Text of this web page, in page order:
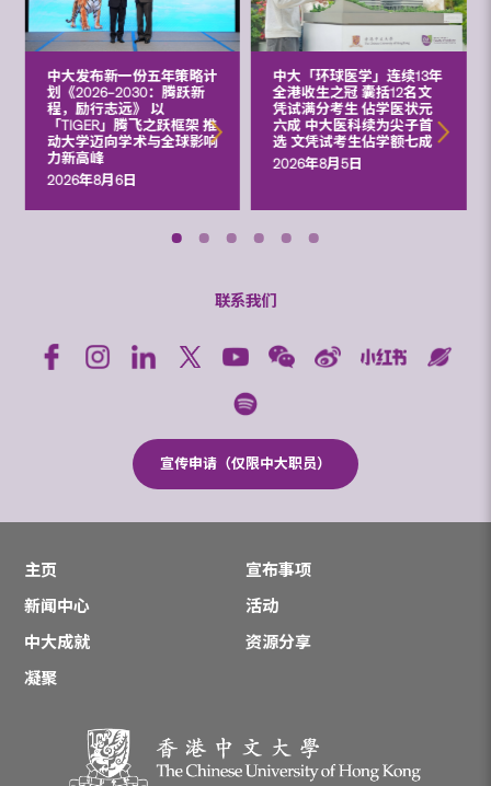
中大发布新一份五年策略计
划《2026‒2030：腾跃新
程，励行志远》 以
「TIGER」腾飞之跃框架 推
动大学迈向学术与全球影响
力新高峰
2026年8月6日
中大「环球医学」连续13年
全港收生之冠 囊括12名文
凭试满分考生 佔学医状元
六成 中大医科续为尖子首
选 文凭试考生佔学额七成
2026年8月5日
联系我们
宣传申请（仅限中大职员）
主页
宣布事项
新闻中心
活动
中大成就
资源分享
凝聚